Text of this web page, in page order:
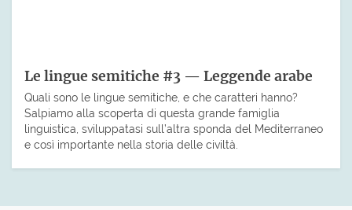
Le lingue semitiche #3 — Leggende arabe
Quali sono le lingue semitiche, e che caratteri hanno?
Salpiamo alla scoperta di questa grande famiglia
linguistica, sviluppatasi sull’altra sponda del Mediterraneo
e così importante nella storia delle civiltà.